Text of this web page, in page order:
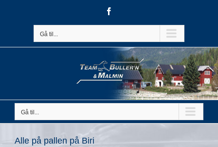
Gå til...
Gå til...
Alle på pallen på Biri